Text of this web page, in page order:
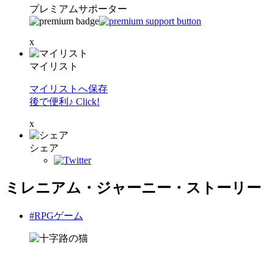
プレミアムサポーター
x
マイリスト
マイリストへ保存
後で便利♪ Click!
x
シェア
ミレニアム・ジャーニー・ストーリー
#RPGゲーム